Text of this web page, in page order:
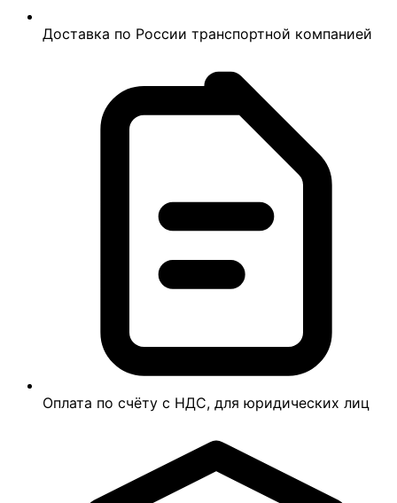
Доставка по России транспортной компанией
Оплата по счёту с НДС, для юридических лиц